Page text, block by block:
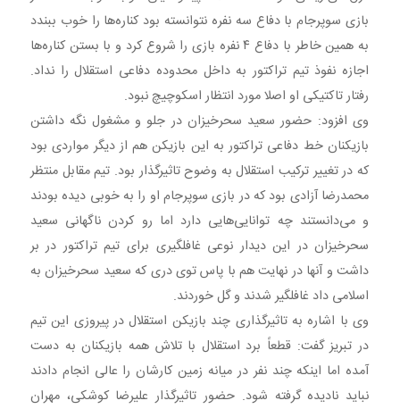
بازی سوپرجام با دفاع سه نفره نتوانسته بود کناره‌ها را خوب ببندد
به همین خاطر با دفاع ۴ نفره بازی را شروع کرد و با بستن کناره‌ها
اجازه نفوذ تیم تراکتور به داخل محدوده دفاعی استقلال را نداد.
رفتار تاکتیکی او اصلا مورد انتظار اسکوچیچ نبود.
وی افزود: حضور سعید سحرخیزان در جلو و مشغول نگه داشتن
بازیکنان خط دفاعی تراکتور به این بازیکن هم از دیگر مواردی بود
که در تغییر ترکیب استقلال به وضوح تاثیرگذار بود. تیم مقابل منتظر
محمدرضا آزادی بود که در بازی سوپرجام او را به خوبی دیده بودند
و می‌دانستند چه توانایی‌هایی دارد اما رو کردن ناگهانی سعید
سحرخیزان در این دیدار نوعی غافلگیری برای تیم تراکتور در بر
داشت و آنها در نهایت هم با پاس توی دری که سعید سحرخیزان به
اسلامی داد غافلگیر شدند و گل خوردند.
وی با اشاره به تاثیرگذاری چند بازیکن استقلال در پیروزی این تیم
در تبریز گفت: قطعاً برد استقلال با تلاش همه بازیکنان به دست
آمده اما اینکه چند نفر در میانه زمین کارشان را عالی انجام دادند
نباید نادیده گرفته شود. حضور تاثیرگذار علیرضا کوشکی، مهران